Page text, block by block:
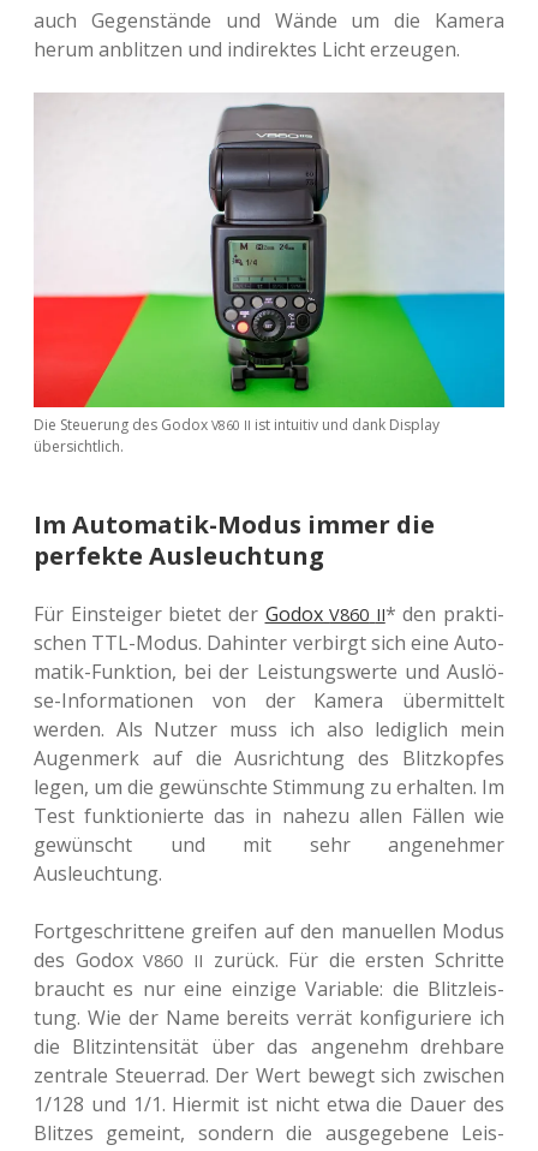
auch Gegen­stän­de und Wände um die Kamera
herum anblit­zen und indi­rek­tes Licht erzeugen.
Die Steue­rung des Godox V860 II ist intui­tiv und dank Dis­play
übersichtlich.
Im Automatik-Modus immer die
perfekte Ausleuchtung
Für Ein­stei­ger bietet der GodoxV860 II* den prak­ti­
schen TTL-Modus. Dahin­ter ver­birgt sich eine Auto­
ma­tik-Funk­ti­on, bei der Leis­tungs­wer­te und Aus­lö­
se-Infor­ma­tio­nen von der Kamera über­mit­telt
werden. Als Nutzer muss ich also ledig­lich mein
Augen­merk auf die Aus­rich­tung des Blitz­kop­fes
legen, um die gewünsch­te Stim­mung zu erhal­ten. Im
Test funk­tio­nier­te das in nahezu allen Fällen wie
gewünscht und mit sehr ange­neh­mer
Ausleuchtung.
Fort­ge­schrit­te­ne grei­fen auf den manu­el­len Modus
des GodoxV860 II zurück. Für die ersten Schrit­te
braucht es nur eine ein­zi­ge Varia­ble: die Blitz­leis­
tung. Wie der Name bereits verrät kon­fi­gu­rie­re ich
die Blitz­in­ten­si­tät über das ange­nehm dreh­ba­re
zen­tra­le Steu­er­rad. Der Wert bewegt sich zwi­schen
1/128 und 1/1. Hier­mit ist nicht etwa die Dauer des
Blit­zes gemeint, son­dern die aus­ge­ge­be­ne Leis­